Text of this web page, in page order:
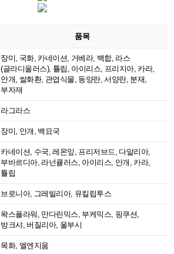
품목
장미, 국화, 카네이션, 거베라, 백합, 라스
(글라디올러스), 튤립, 아이리스, 프리지아, 카라,
안개, 쌀화환, 관엽식물, 동양란, 서양란, 분재,
부자재
라그라스
장미, 안개, 백묘국
카네이션, 수국, 레몬잎, 프리저브드, 다알리아,
부바르디아, 라넌큘러스, 아이리스, 안개, 카라,
튤립
브로니아, 그레빌리아, 유킬립투스
왁스플라워, 만다린믹스, 부케믹스, 핑쿠션,
방크샤, 버질리아, 울부시
목화, 엘엔지움